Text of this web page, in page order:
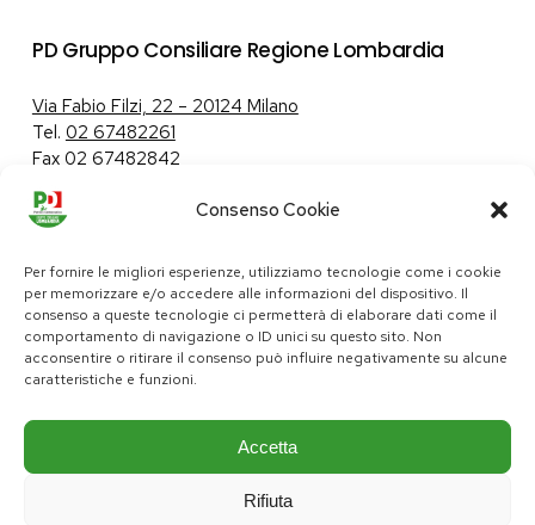
Consenso Cookie
Per fornire le migliori esperienze, utilizziamo tecnologie come i cookie
per memorizzare e/o accedere alle informazioni del dispositivo. Il
consenso a queste tecnologie ci permetterà di elaborare dati come il
comportamento di navigazione o ID unici su questo sito. Non
acconsentire o ritirare il consenso può influire negativamente su alcune
caratteristiche e funzioni.
Accetta
Rifiuta
PD Gruppo Consiliare Regione Lombardia
Via Fabio Filzi, 22 – 20124 Milano
Tel. 02 67482261
Fax 02 67482842
Tutela dei dati personali|Politica sui cookie
pd@consiglio.regione.lombardia.it
ufficiostampa.pd@consiglio.regione.lombardia.it
Pagine Facebook Gruppo Consiliare PD LombardiaPagina Messenger Gruppo Consiliare PD LombardiaPagina Instagram Gruppo PD LombardiaPagina Youtube Gruppo PD Lombardia